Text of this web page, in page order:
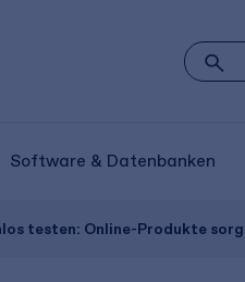
Software & Datenbanken
testen: Online-Produkte